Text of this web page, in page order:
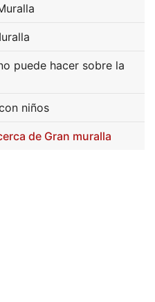
puede hacer sobre la
niños
de Gran muralla